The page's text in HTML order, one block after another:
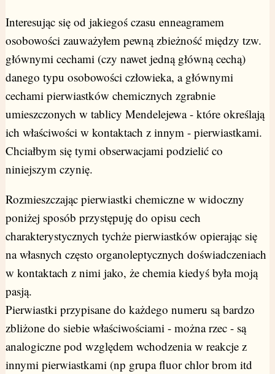
Interesując się od jakiegoś czasu enneagramem
osobowości zauważyłem pewną zbieżność między tzw.
głównymi cechami (czy nawet jedną główną cechą)
danego typu osobowości człowieka, a głównymi
cechami pierwiastków chemicznych zgrabnie
umieszczonych w tablicy Mendelejewa - które określają
ich właściwości w kontaktach z innym - pierwiastkami.
Chciałbym się tymi obserwacjami podzielić co
niniejszym czynię.
Rozmieszczając pierwiastki chemiczne w widoczny
poniżej sposób przystępuję do opisu cech
charakterystycznych tychże pierwiastków opierając się
na własnych często organoleptycznych doświadczeniach
w kontaktach z nimi jako, że chemia kiedyś była moją
pasją.
Pierwiastki przypisane do każdego numeru są bardzo
zbliżone do siebie właściwościami - można rzec - są
analogiczne pod względem wchodzenia w reakcje z
innymi pierwiastkami (np grupa fluor chlor brom itd